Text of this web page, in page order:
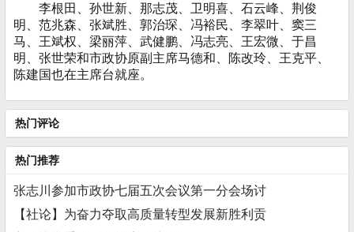
李根田、孙世新、那志茂、卫明喜、石云峰、荆俊
明、范兆森、张斌胜、郭治琛、冯裕民、李翠叶、窦三
马、王斌权、梁丽萍、武健鹏、冯志亮、王宏微、于昌
明、张世荣和市政协原副主席马德和、陈改玲、王克平、
陈建国也在主席台就座。
热门评论
热门推荐
张志川参加市政协七届五次会议第一分会场讨
【社论】为奋力夺取高质量转型发展新胜利贡